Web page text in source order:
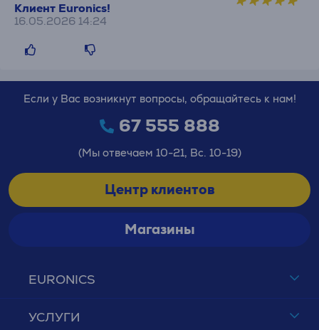
Клиент Euronics!
16.05.2026 14:24
EURONICS
УСЛУГИ
Если у Вас возникнут вопросы, обращайтесь к нам!
67 555 888
(Мы отвечаем 10-21, Вс. 10-19)
Центр клиентов
Магазины